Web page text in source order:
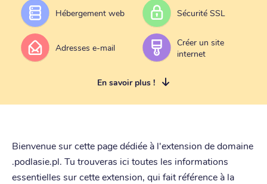
Hébergement web Sécurité SSL
Adresses e-mail
Créer un site
internet
En savoir plus !
Bienvenue sur cette page dédiée à l'extension de domaine
.podlasie.pl. Tu trouveras ici toutes les informations
essentielles sur cette extension, qui fait référence à la